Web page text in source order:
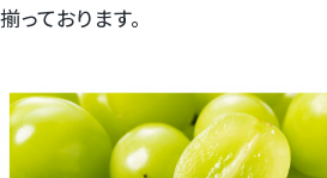
1房からOK！ぶどう狩り
揃っております。